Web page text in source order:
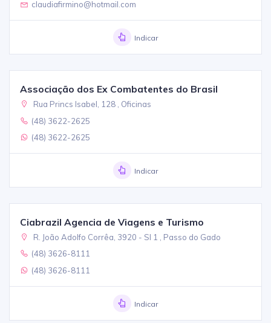
claudiafirmino@hotmail.com
Indicar
Associação dos Ex Combatentes do Brasil
Rua Princs Isabel, 128 , Oficinas
(48) 3622-2625
(48) 3622-2625
Indicar
Ciabrazil Agencia de Viagens e Turismo
R. João Adolfo Corrêa, 3920 - Sl 1 , Passo do Gado
(48) 3626-8111
(48) 3626-8111
Indicar